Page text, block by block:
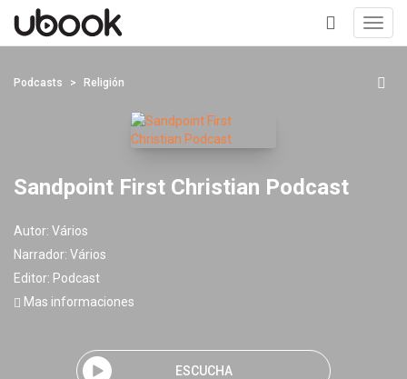
+
Podcasts Religión
Sandpoint First Christian Podcast
Autor: Vários
Narrador: Vários
Editor: Podcast
Mas informaciones
ESCUCHA